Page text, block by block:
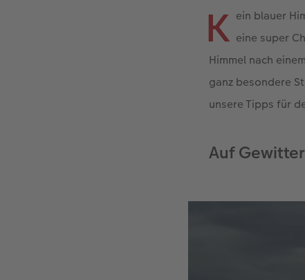
K ein blauer
eine super
Himmel nach
ganz besondere
unsere Tipps für
Auf